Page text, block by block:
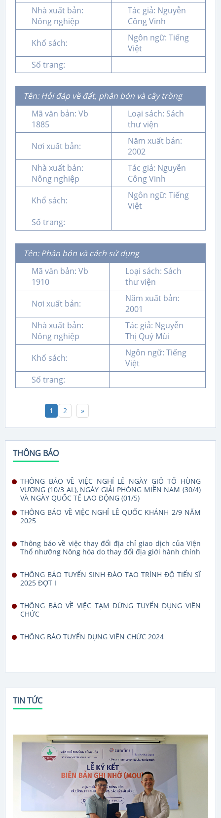
THÔNG BÁO
THÔNG BÁO VỀ VIỆC NGHỈ LỄ NGÀY GIỖ TỔ HÙNG
VƯƠNG (10/3 AL), NGÀY GIẢI PHÓNG MIỀN NAM (30/4)
VÀ NGÀY QUỐC TẾ LAO ĐỘNG (01/5)
THÔNG BÁO VỀ VIỆC NGHỈ LỄ QUỐC KHÁNH 2/9 NĂM
2025
Thông báo về việc thay đổi địa chỉ giao dịch của Viện
Thổ nhưỡng Nông hóa do thay đổi địa giới hành chính
THÔNG BÁO TUYỂN SINH ĐÀO TẠO TRÌNH ĐỘ TIẾN SĨ
2025 ĐỢT I
THÔNG BÁO VỀ VIỆC TẠM DỪNG TUYỂN DỤNG VIÊN
CHỨC
THÔNG BÁO TUYỂN DỤNG VIÊN CHỨC 2024
TIN TỨC
Nhà xuất bản:
Nông nghiệp
Tác giả: Nguyễn
Công Vinh
Khổ sách:
Ngôn ngữ: Tiếng
Việt
Số trang:
Tên: Hỏi đáp về đất, phân bón và cây trồng
Mã văn bản: Vb
1885
Loại sách: Sách
thư viện
Nơi xuất bản:
Năm xuất bản:
2002
Nhà xuất bản:
Nông nghiệp
Tác giả: Nguyễn
Công Vinh
Khổ sách:
Ngôn ngữ: Tiếng
Việt
Số trang:
Tên: Phân bón và cách sử dụng
Mã văn bản: Vb
1910
Loại sách: Sách
thư viện
Nơi xuất bản:
Năm xuất bản:
2001
Nhà xuất bản:
Nông nghiệp
Tác giả: Nguyễn
Thị Quý Mùi
Khổ sách:
Ngôn ngữ: Tiếng
Việt
Số trang:
1 2 »